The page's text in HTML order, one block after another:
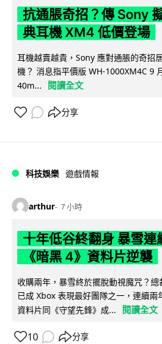
抗通脹奇招？傳 Sony
典耳機 XM4 低價登場
耳機越賣越貴，Sony 應對通脹的奇招
機？ 消息指平價版 WH-1000XM4C 9
40m...
閱讀全文
分享
科技娛樂 遊戲情報
arthur 7 小時
十年低谷終翻身 暴雪連
《暗黑 4》資料片逆襲
收購兩年，暴雪終於擺脫動視魔咒？
已成 Xbox 表現最好團隊之一，連續兩
資料片同《守望先鋒》成...
閱讀全文
10 分享